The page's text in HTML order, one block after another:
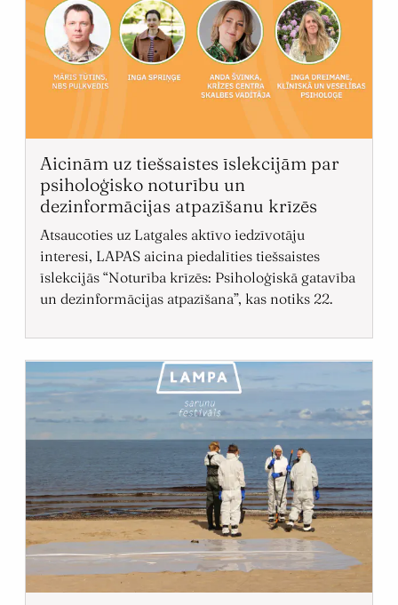
Aicinām uz tiešsaistes īslekcijām par
psiholoģisko noturību un
dezinformācijas atpazīšanu krīzēs
Atsaucoties uz Latgales aktīvo iedzīvotāju
interesi, LAPAS aicina piedalīties tiešsaistes
īslekcijās “Noturība krīzēs: Psiholoģiskā gatavība
un dezinformācijas atpazīšana”, kas notiks 22.